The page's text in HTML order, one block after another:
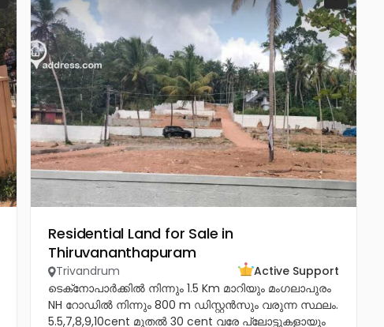
Residential Land for Sale in
Thiruvananthapuram
Trivandrum
Active Support
ടെക്‌നോപാർക്കിൽ നിന്നും 1.5 Km മാറിയും മംഗലാപുരം
NH റോഡിൽ നിന്നും 800 m ഡിസ്റ്റൻസും വരുന്ന സ്ഥലം.
5.5,7,8,9,10cent മുതൽ 30 cent വരേ പ്ലോട്ടുകളായും